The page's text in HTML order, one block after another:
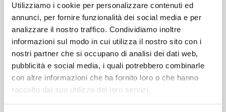
Utilizziamo i cookie per personalizzare contenuti ed
annunci, per fornire funzionalità dei social media e per
analizzare il nostro traffico. Condividiamo inoltre
informazioni sul modo in cui utilizza il nostro sito con i
nostri partner che si occupano di analisi dei dati web,
pubblicità e social media, i quali potrebbero combinarle
con altre informazioni che ha fornito loro o che hanno
raccolto dal suo utilizzo dei loro servizi.
APRIL 2026
PDA Italy Chapter – Excellence on
Manufacturing Process: from API to
Filling
22. APRIL– 23. APRIL
Stabilimento chimico
farmaceutico militare - FirenzeVia